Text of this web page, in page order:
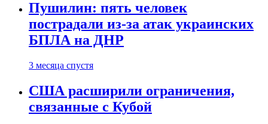
Пушилин: пять человек
пострадали из-за атак украинских
БПЛА на ДНР
3 месяца спустя
США расширили ограничения,
связанные с Кубой